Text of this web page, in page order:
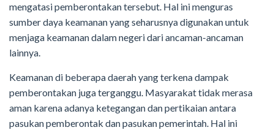
mengatasi pemberontakan tersebut. Hal ini menguras
sumber daya keamanan yang seharusnya digunakan untuk
menjaga keamanan dalam negeri dari ancaman-ancaman
lainnya.
Keamanan di beberapa daerah yang terkena dampak
pemberontakan juga terganggu. Masyarakat tidak merasa
aman karena adanya ketegangan dan pertikaian antara
pasukan pemberontak dan pasukan pemerintah. Hal ini